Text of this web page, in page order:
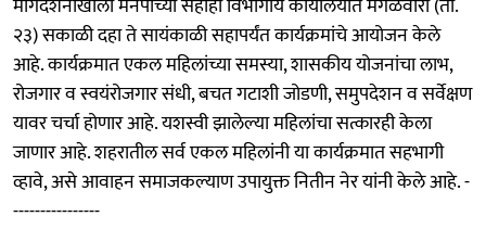
२३) सकाळी दहा ते सायंकाळी सहापर्यंत कार्यक्रमांचे आयोजन केले
आहे. कार्यक्रमात एकल महिलांच्या समस्या, शासकीय योजनांचा लाभ,
रोजगार व स्वयंरोजगार संधी, बचत गटाशी जोडणी, समुपदेशन व सर्वेक्षण
यावर चर्चा होणार आहे. यशस्वी झालेल्या महिलांचा सत्कारही केला
जाणार आहे. शहरातील सर्व एकल महिलांनी या कार्यक्रमात सहभागी
व्हावे, असे आवाहन समाजकल्याण उपायुक्त नितीन नेर यांनी केले आहे. -
----------------